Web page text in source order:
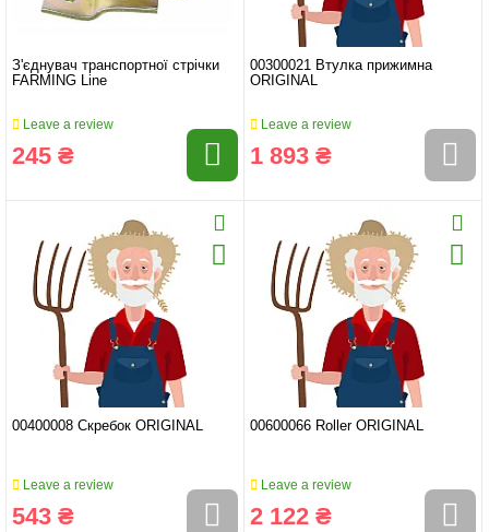
З'єднувач транспортної стрічки
FARMING Line
Leave a review
245 ₴
00300021 Втулка прижимна
ORIGINAL
Leave a review
1 893 ₴
00400008 Скребок ORIGINAL
Leave a review
543 ₴
00600066 Roller ORIGINAL
Leave a review
2 122 ₴